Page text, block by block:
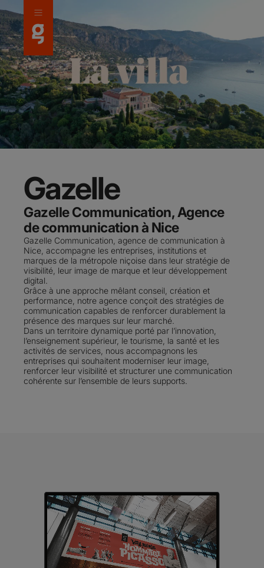
Gazelle
Gazelle Communication, Agence
de communication à Nice
Gazelle Communication, agence de communication à
Nice, accompagne les entreprises, institutions et
marques de la métropole niçoise dans leur stratégie de
visibilité, leur image de marque et leur développement
digital.
Grâce à une approche mêlant conseil, création et
performance, notre agence conçoit des stratégies de
communication capables de renforcer durablement la
présence des marques sur leur marché.
Dans un territoire dynamique porté par l’innovation,
l’enseignement supérieur, le tourisme, la santé et les
activités de services, nous accompagnons les
entreprises qui souhaitent moderniser leur image,
renforcer leur visibilité et structurer une communication
cohérente sur l’ensemble de leurs supports.